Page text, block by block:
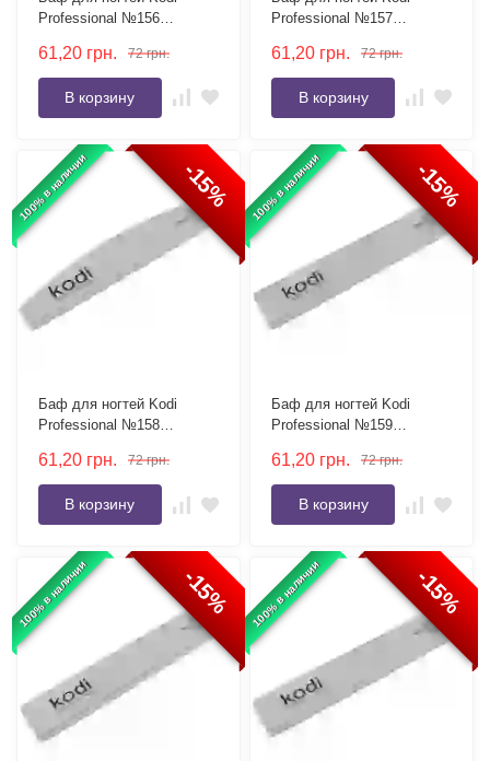
Professional №156
61,20 грн. 72 грн.
В корзину
Professional №157
61,20 грн. 72 грн.
В корзину
100% в наличии -15%
Баф для ногтей Kodi
Professional №158
61,20 грн. 72 грн.
В корзину
100% в наличии -15%
Баф для ногтей Kodi
Professional №159
серый
61,20 грн. 72 грн.
В корзину
100% в наличии -15% 100% в наличии -15%